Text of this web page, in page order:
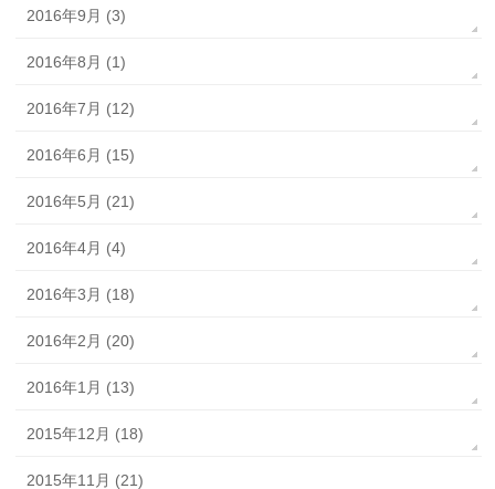
2016年9月 (3)
2016年8月 (1)
2016年7月 (12)
2016年6月 (15)
2016年5月 (21)
2016年4月 (4)
2016年3月 (18)
2016年2月 (20)
2016年1月 (13)
2015年12月 (18)
2015年11月 (21)